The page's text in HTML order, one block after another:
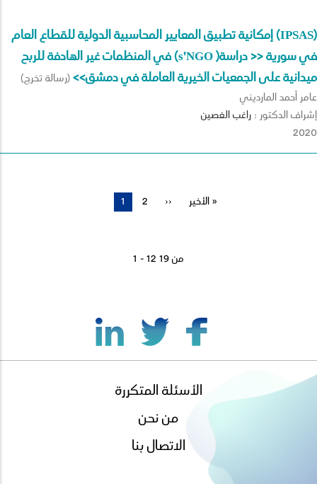
إمكانية تطبيق المعايير المحاسبية الدولية للقطاع العام (IPSAS)
في المنظمات غير الهادفة للربح (s'NGO )في سورية << دراسة
ميدانية على الجمعيات الخيرية العاملة في دمشق>>(رسالة تخرج)
عامر أحمد المارديني
إشراف الدكتور : راغبالغصين
2020
الصفحة
1 Page
2
الصفحة
››
آخر
الأخير »
1 - 12 من 19
footer
الأسئلة المتكررة
من نحن
الاتصال بنا